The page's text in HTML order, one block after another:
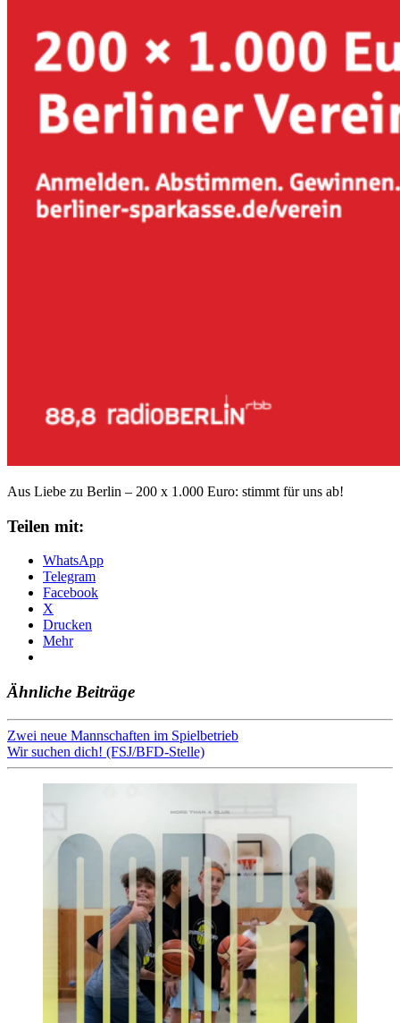
Aus Liebe zu Berlin – 200 x 1.000 Euro: stimmt für uns ab!
Teilen mit:
WhatsApp
Telegram
Facebook
X
Drucken
Mehr
Ähnliche Beiträge
Beitragsnavigation
Zwei neue Mannschaften im Spielbetrieb
Wir suchen dich! (FSJ/BFD-Stelle)